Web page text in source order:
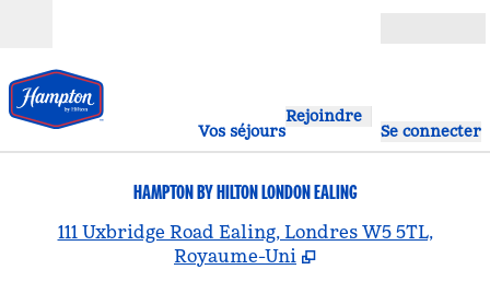
Vos séjours
Rejoindre
Se connecter
HAMPTON BY HILTON LONDON EALING
111 Uxbridge Road Ealing, Londres W5 5TL,
Royaume-Uni